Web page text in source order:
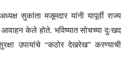
सुकांता मजूमदार यांनी यापूर्वी राज्य
आवाहन केले होते. भविष्यात सोचच्या दुःखद
उपायांचे “कठोर देखरेख” करण्याची